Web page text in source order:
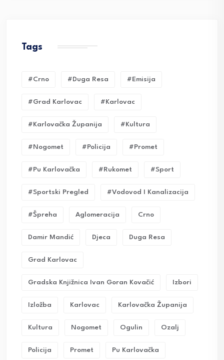
Tags
#crno #duga Resa #emisija
#grad Karlovac #karlovac
#karlovačka Županija #kultura
#nogomet #policija #promet
#pu Karlovačka #rukomet #sport
#sportski Pregled #vodovod I Kanalizacija
#Špreha Aglomeracija Crno
Damir Mandić Djeca Duga Resa
Grad Karlovac
Gradska Knjižnica Ivan Goran Kovačić Izbori
Izložba Karlovac Karlovačka Županija
Kultura Nogomet Ogulin Ozalj
Policija Promet Pu Karlovačka